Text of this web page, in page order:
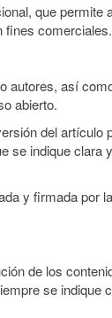
que permite
fines comerciales.
autores, así
abierto.
del artículo
se indique clara
y firmada por
de los
se indique